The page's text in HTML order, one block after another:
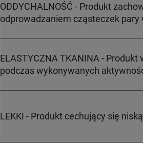
ODDYCHALNOŚĆ - Produkt
odprowadzaniem cząsteczek pary
ELASTYCZNA TKANINA -
podczas wykonywanych
LEKKI - Produkt cechujący się